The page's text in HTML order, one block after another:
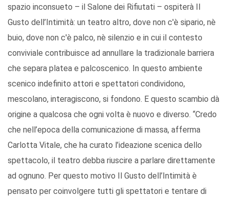
spazio inconsueto – il Salone dei Rifiutati – ospiterà Il
Gusto dell’Intimità: un teatro altro, dove non c'è sipario, nè
buio, dove non c'è palco, nè silenzio e in cui il contesto
conviviale contribuisce ad annullare la tradizionale barriera
che separa platea e palcoscenico. In questo ambiente
scenico indefinito attori e spettatori condividono,
mescolano, interagiscono, si fondono. E questo scambio dà
origine a qualcosa che ogni volta è nuovo e diverso. “Credo
che nell’epoca della comunicazione di massa, afferma
Carlotta Vitale, che ha curato l’ideazione scenica dello
spettacolo, il teatro debba riuscire a parlare direttamente
ad ognuno. Per questo motivo Il Gusto dell’Intimità è
pensato per coinvolgere tutti gli spettatori e tentare di